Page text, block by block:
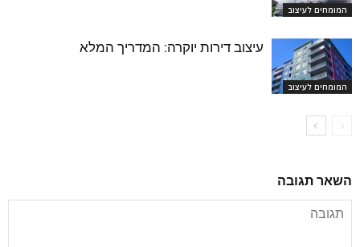
המומחים לעיצוב
המומחים לעיצוב
עיצוב דירות יוקרה: המדריך המלא
השאר תגובה